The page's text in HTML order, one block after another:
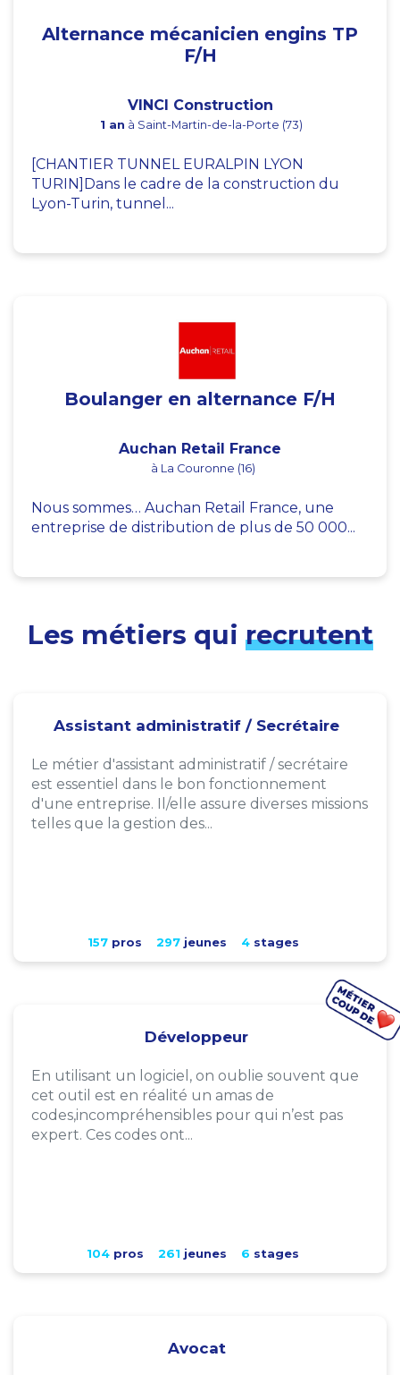
Alternance mécanicien engins TP
F/H
VINCI Construction
1 an à Saint-Martin-de-la-Porte (73)
[CHANTIER TUNNEL EURALPIN LYON
TURIN]Dans le cadre de la construction du
Lyon-Turin, tunnel...
Boulanger en alternance F/H
Auchan Retail France
à La Couronne (16)
Nous sommes… Auchan Retail France, une
entreprise de distribution de plus de 50 000...
Les métiers qui recrutent
Assistant administratif / Secrétaire
Le métier d'assistant administratif / secrétaire
est essentiel dans le bon fonctionnement
d'une entreprise. Il/elle assure diverses missions
telles que la gestion des...
157pros 297jeunes 4stages
Développeur
En utilisant un logiciel, on oublie souvent que
cet outil est en réalité un amas de
codes,incompréhensibles pour qui n’est pas
expert. Ces codes ont...
104 pros 261 jeunes 6 stages
Avocat